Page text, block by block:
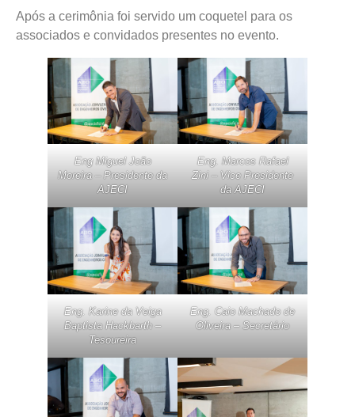
Após a cerimônia foi servido um coquetel para os
associados e convidados presentes no evento.
Eng Miguel João
Moreira – Presidente da
AJECI
Eng. Marcos Rafael
Zini – Vice Presidente
da AJECI
Eng. Karine da Veiga
Baptista Hackbarth –
Tesoureira
Eng. Caio Machado de
Oliveira – Secretário